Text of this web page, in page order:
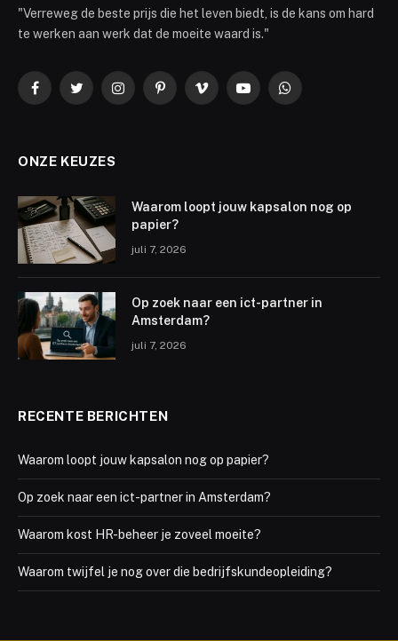
"Verreweg de beste prijs die het leven biedt, is de kans om hard
te werken aan werk dat de moeite waard is."
FacebookTwitterInstagramPinterestVimeo YouTubeWhatsApp
ONZE KEUZES
Waarom loopt jouw kapsalon nog op
papier?
juli 7, 2026
Op zoek naar een ict-partner in
Amsterdam?
juli 7, 2026
RECENTE BERICHTEN
Waarom loopt jouw kapsalon nog op papier?
Op zoek naar een ict-partner in Amsterdam?
Waarom kost HR-beheer je zoveel moeite?
Waarom twijfel je nog over die bedrijfskundeopleiding?